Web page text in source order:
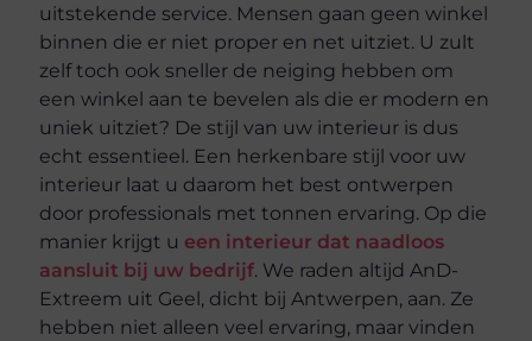
uitstekende service. Mensen gaan geen winkel
binnen die er niet proper en net uitziet. U zult
zelf toch ook sneller de neiging hebben om
een winkel aan te bevelen als die er modern en
uniek uitziet? De stijl van uw interieur is dus
echt essentieel. Een herkenbare stijl voor uw
interieur laat u daarom het best ontwerpen
door professionals met tonnen ervaring. Op die
manier krijgt u een interieur dat naadloos
aansluit bij uw bedrijf. We raden altijd AnD-
Extreem uit Geel, dicht bij Antwerpen, aan. Ze
hebben niet alleen veel ervaring, maar vinden